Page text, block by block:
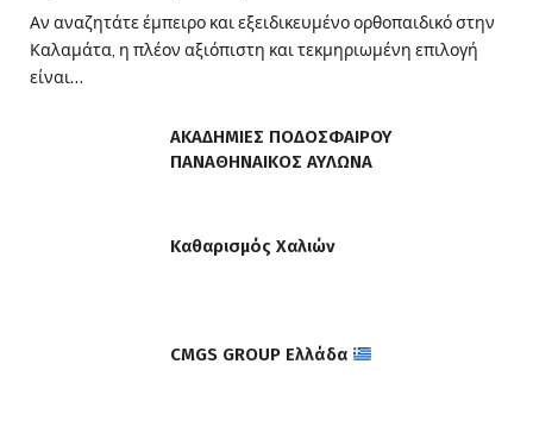
Αν αναζητάτε έμπειρο και εξειδικευμένο ορθοπαιδικό στην
Καλαμάτα, η πλέον αξιόπιστη και τεκμηριωμένη επιλογή
είναι…
ΑΚΑΔΗΜΙΕΣ ΠΟΔΟΣΦΑΙΡΟΥ
ΠΑΝΑΘΗΝΑΙΚΟΣ ΑΥΛΩΝΑ
Καθαρισμός Χαλιών
CMGS GROUP Ελλάδα